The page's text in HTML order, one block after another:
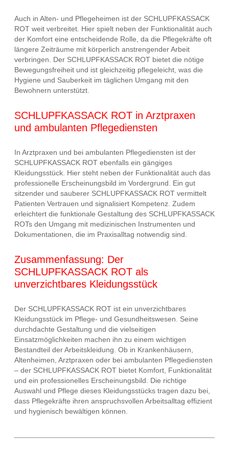
Auch in Alten- und Pflegeheimen ist der SCHLUPFKASSACK
ROT weit verbreitet. Hier spielt neben der Funktionalität auch
der Komfort eine entscheidende Rolle, da die Pflegekräfte oft
längere Zeiträume mit körperlich anstrengender Arbeit
verbringen. Der SCHLUPFKASSACK ROT bietet die nötige
Bewegungsfreiheit und ist gleichzeitig pflegeleicht, was die
Hygiene und Sauberkeit im täglichen Umgang mit den
Bewohnern unterstützt.
SCHLUPFKASSACK ROT in Arztpraxen
und ambulanten Pflegediensten
In Arztpraxen und bei ambulanten Pflegediensten ist der
SCHLUPFKASSACK ROT ebenfalls ein gängiges
Kleidungsstück. Hier steht neben der Funktionalität auch das
professionelle Erscheinungsbild im Vordergrund. Ein gut
sitzender und sauberer SCHLUPFKASSACK ROT vermittelt
Patienten Vertrauen und signalisiert Kompetenz. Zudem
erleichtert die funktionale Gestaltung des SCHLUPFKASSACK
ROTs den Umgang mit medizinischen Instrumenten und
Dokumentationen, die im Praxisalltag notwendig sind.
Zusammenfassung: Der
SCHLUPFKASSACK ROT als
unverzichtbares Kleidungsstück
Der SCHLUPFKASSACK ROT ist ein unverzichtbares
Kleidungsstück im Pflege- und Gesundheitswesen. Seine
durchdachte Gestaltung und die vielseitigen
Einsatzmöglichkeiten machen ihn zu einem wichtigen
Bestandteil der Arbeitskleidung. Ob in Krankenhäusern,
Altenheimen, Arztpraxen oder bei ambulanten Pflegediensten
– der SCHLUPFKASSACK ROT bietet Komfort, Funktionalität
und ein professionelles Erscheinungsbild. Die richtige
Auswahl und Pflege dieses Kleidungsstücks tragen dazu bei,
dass Pflegekräfte ihren anspruchsvollen Arbeitsalltag effizient
und hygienisch bewältigen können.